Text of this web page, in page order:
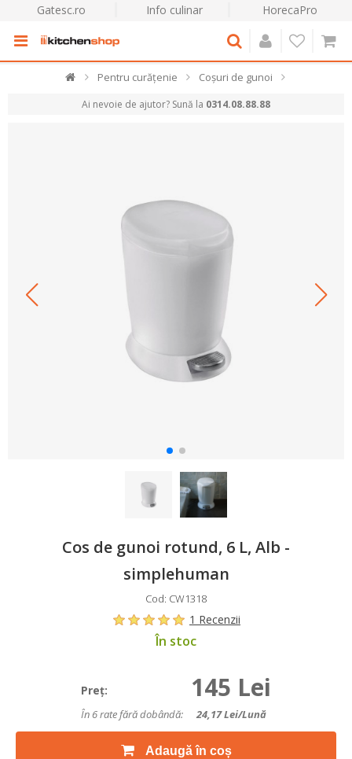
Gatesc.ro Info culinar HorecaPro
Pentru curățenie Coșuri de gunoi
Ai nevoie de ajutor? Sună la 0314.08.88.88
Cos de gunoi rotund, 6 L, Alb -
simplehuman
Cod: CW1318
1 Recenzii
În stoc
Preţ: 145 Lei
În 6 rate fără dobândă: 24,17Lei/lună
Adaugă în coș